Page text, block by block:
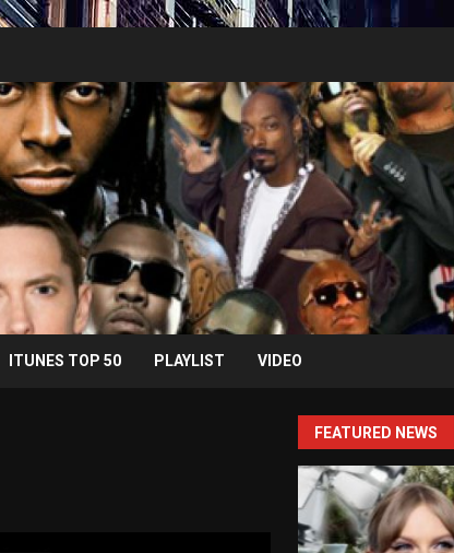
ITUNES TOP 50 PLAYLIST VIDEO
FEATURED NEWS